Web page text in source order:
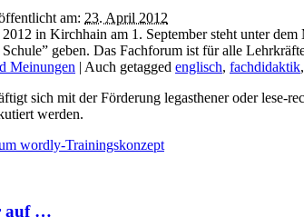
am: 23. April 2012
in Kirchhain am 1. September steht unter
geben. Das Fachforum ist für alle
Meinungen | Auch getagged englisch, fachdidaktik,
sich mit der Förderung legasthener oder lese-
werden.
auf …